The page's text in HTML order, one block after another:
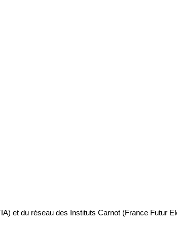
et du réseau des Instituts Carnot (France Futur